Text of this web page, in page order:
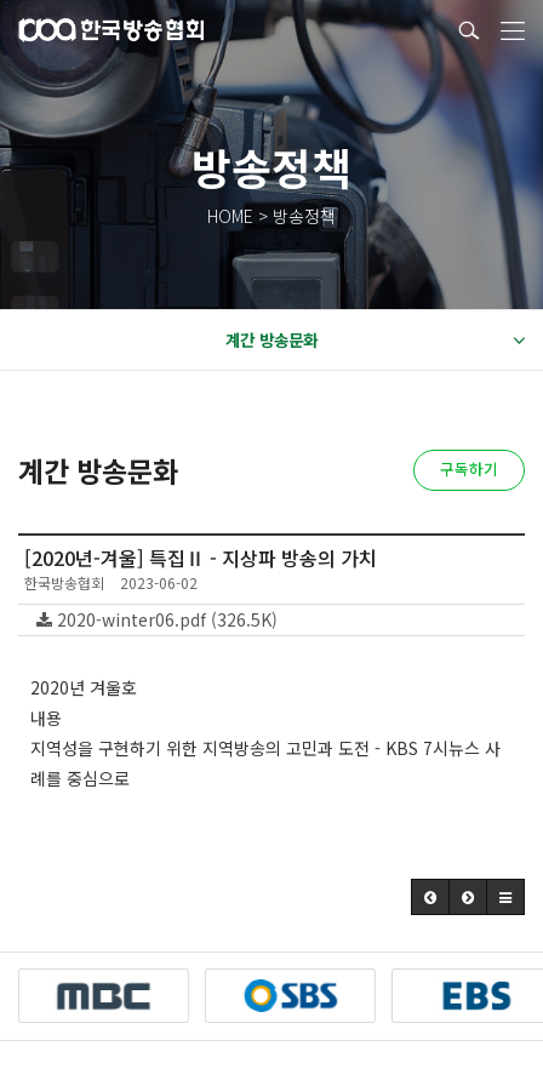
방송정책
HOME > 방송정책
계간 방송문화
계간 방송문화 구독하기
[2020년-겨울] 특집Ⅱ - 지상파 방송의 가치
한국방송협회 2023-06-02
2020-winter06.pdf (326.5K)
2020년 겨울호
내용
지역성을 구현하기 위한 지역방송의 고민과 도전 - KBS 7시뉴스 사
례를 중심으로